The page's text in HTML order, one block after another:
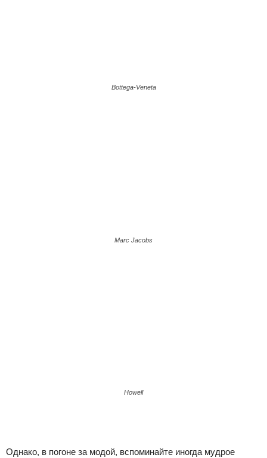
Bottega-Veneta
Marc Jacobs
Howell
Однако, в погоне за модой, вспоминайте иногда мудрое